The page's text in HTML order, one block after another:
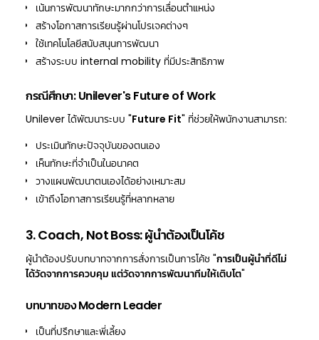
เน้นการพัฒนาทักษะมากกว่าการเลื่อนตำแหน่ง
สร้างโอกาสการเรียนรู้ผ่านโปรเจคต่างๆ
ใช้เทคโนโลยีสนับสนุนการพัฒนา
สร้างระบบ internal mobility ที่มีประสิทธิภาพ
กรณีศึกษา: Unilever's Future of Work
Unilever ได้พัฒนาระบบ "Future Fit" ที่ช่วยให้พนักงานสามารถ:
ประเมินทักษะปัจจุบันของตนเอง
เห็นทักษะที่จำเป็นในอนาคต
วางแผนพัฒนาตนเองได้อย่างเหมาะสม
เข้าถึงโอกาสการเรียนรู้ที่หลากหลาย
3. Coach, Not Boss: ผู้นำต้องเป็นโค้ช
ผู้นำต้องปรับบทบาทจากการสั่งการเป็นการโค้ช "การเป็นผู้นำที่ดีไม่
ได้วัดจากการควบคุม แต่วัดจากการพัฒนาทีมให้เติบโต"
บทบาทของ Modern Leader
เป็นที่ปรึกษาและพี่เลี้ยง